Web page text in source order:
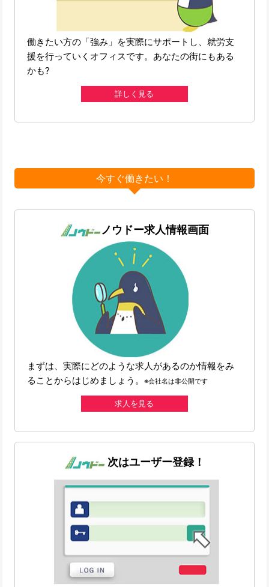
働きたい方の「強み」を実際にサポートし、就労支
援を行っていくオフィスです。あなたの街にもある
かも?
詳しく見る
今すぐ働きたい！
ノウドー求人情報画面
まずは、実際にどのような求人があるのか情報をみ
ることからはじめましょう。※会社名は非公開です
求人を見る
次はユーザー登録！